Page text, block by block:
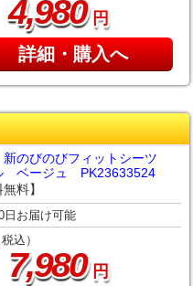
4,980円
詳細・購入へ
のびのびフィットシーツ
ベージュ PK23633524
無料】
日お届け可能
税込）
7,980円